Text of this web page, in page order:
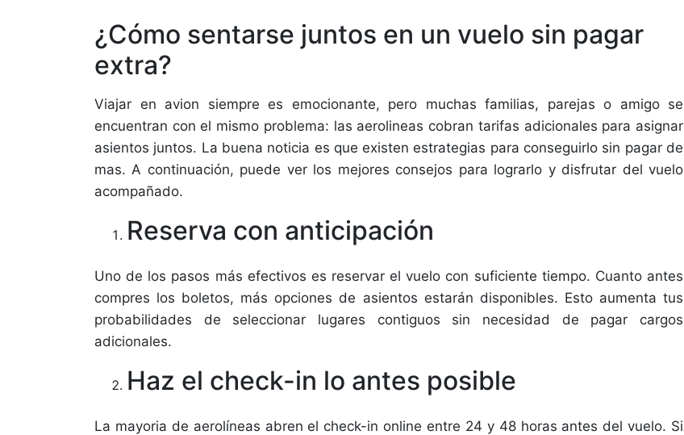
¿Cómo sentarse juntos en un vuelo sin pagar
extra?
Viajar en avion siempre es emocionante, pero muchas familias, parejas o amigo se
encuentran con el mismo problema: las aerolineas cobran tarifas adicionales para asignar
asientos juntos. La buena noticia es que existen estrategias para conseguirlo sin pagar de
mas. A continuación, puede ver los mejores consejos para lograrlo y disfrutar del vuelo
acompañado.
Reserva con anticipación
Uno de los pasos más efectivos es reservar el vuelo con suficiente tiempo. Cuanto antes
compres los boletos, más opciones de asientos estarán disponibles. Esto aumenta tus
probabilidades de seleccionar lugares contiguos sin necesidad de pagar cargos
adicionales.
Haz el check-in lo antes posible
La mayoria de aerolíneas abren el check-in online entre 24 y 48 horas antes del vuelo. Si